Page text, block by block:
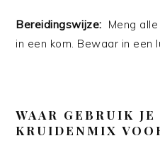
Bereidingswijze: Meng
in een kom. Bewaar in een
WAAR GEBRUIK
KRUIDENMIX